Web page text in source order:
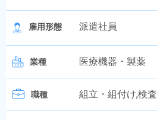
雇用形態 派遣社員
業種 医療機器・製薬
職種 組立・組付け,検査